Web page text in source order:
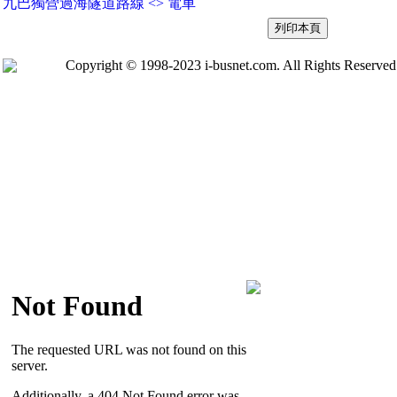
九巴獨營過海隧道路線 <> 電車
Copyright © 1998-2023 i-busnet.com. All Rights